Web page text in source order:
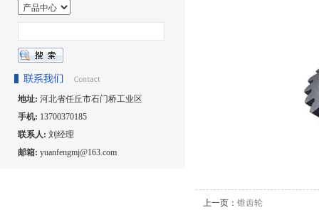
地址: 河北省任丘市石门桥工业区
手机: 13700370185
联系人: 刘经理
邮箱: yuanfengmj@163.com
上一页： 锥齿轮